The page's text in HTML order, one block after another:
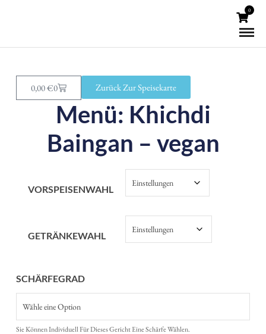
0
0,00€0 Zurück Zur Speisekarte
Menü: Khichdi
Baingan – vegan
VORSPEISENWAHL
GETRÄNKEWAHL
SCHÄRFEGRAD
Sie Können Individuell Für Dieses Gericht Eine Schärfe Wählen.